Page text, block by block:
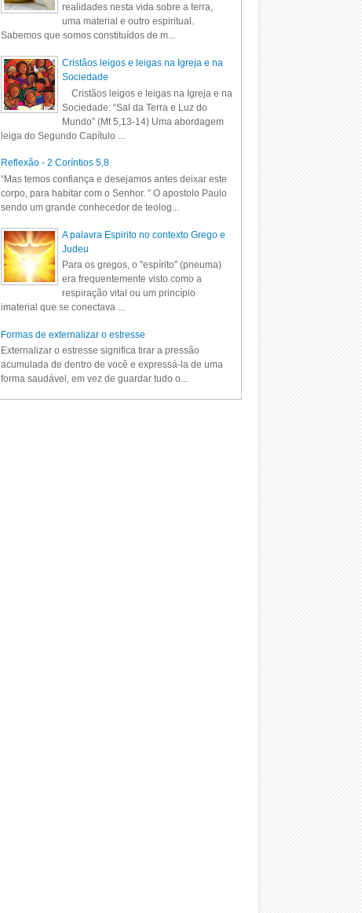
realidades nesta vida sobre a terra,
uma material e outro espiritual.
Sabemos que somos constituídos de m...
Cristãos leigos e leigas na Igreja e na
Sociedade
Cristãos leigos e leigas na Igreja e na
Sociedade: “Sal da Terra e Luz do
Mundo” (Mt 5,13-14) Uma abordagem
leiga do Segundo Capítulo ...
Reflexão - 2 Coríntios 5,8
“Mas temos confiança e desejamos antes deixar este
corpo, para habitar com o Senhor. ” O apostolo Paulo
sendo um grande conhecedor de teolog...
A palavra Espirito no contexto Grego e
Judeu
Para os gregos, o "espírito" (pneuma)
era frequentemente visto como a
respiração vital ou um princípio
imaterial que se conectava ...
Formas de externalizar o estresse
Externalizar o estresse significa tirar a pressão
acumulada de dentro de você e expressá-la de uma
forma saudável, em vez de guardar tudo o...